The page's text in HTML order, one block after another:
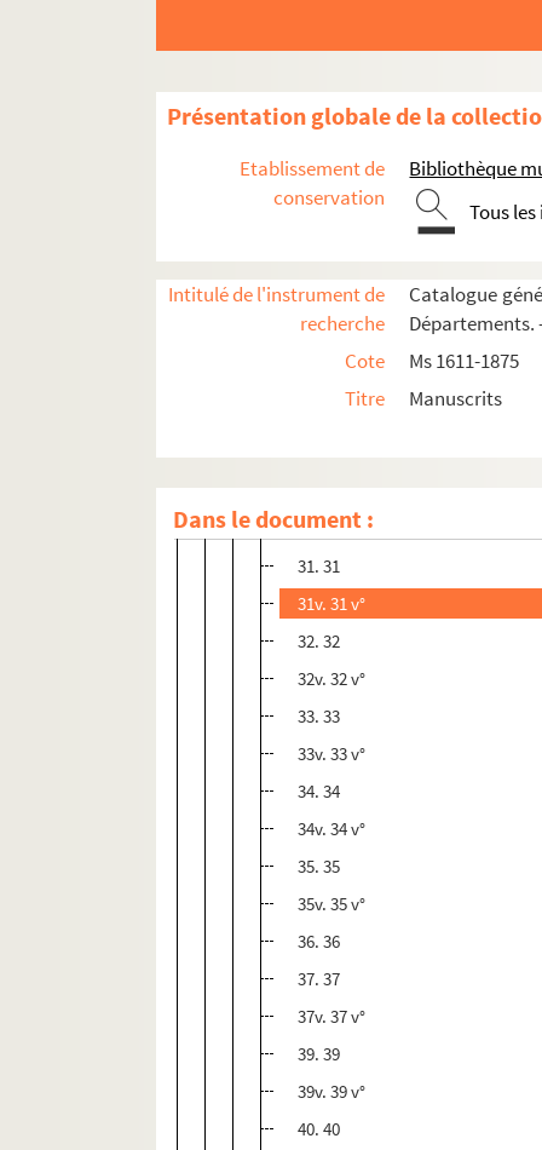
Présentation globale de la
Etablissement de
conservation
Bibliothèque
Tous
Intitulé de l'instrument de
recherche
Catalogue
Départements.
Cote
Ms 1611-1875
Titre
Manuscrits
Dans le document :
23. 23
24. 24
25v. 25 v°
30v. 30 v°
31. 31
31v. 31 v°
32. 32
32v. 32 v°
33. 33
33v. 33 v°
34. 34
34v. 34 v°
35. 35
35v. 35 v°
36. 36
37. 37
37v. 37 v°
39. 39
39v. 39 v°
40. 40